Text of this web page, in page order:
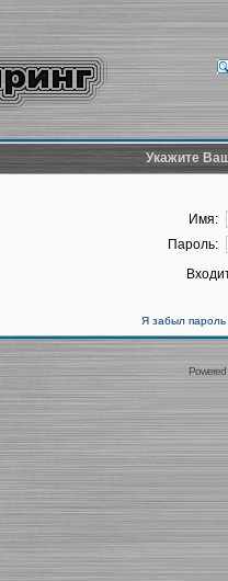
Укажите
Имя:
Пароль:
Я забыл пароль